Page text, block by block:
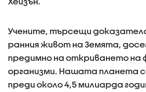
Учените, търсещи
ранния живот на Земята,
предимно на откриването на
организми. Нашата планета
преди около 4,5 милиарда